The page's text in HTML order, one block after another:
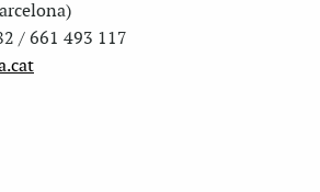
/ 661 493 117